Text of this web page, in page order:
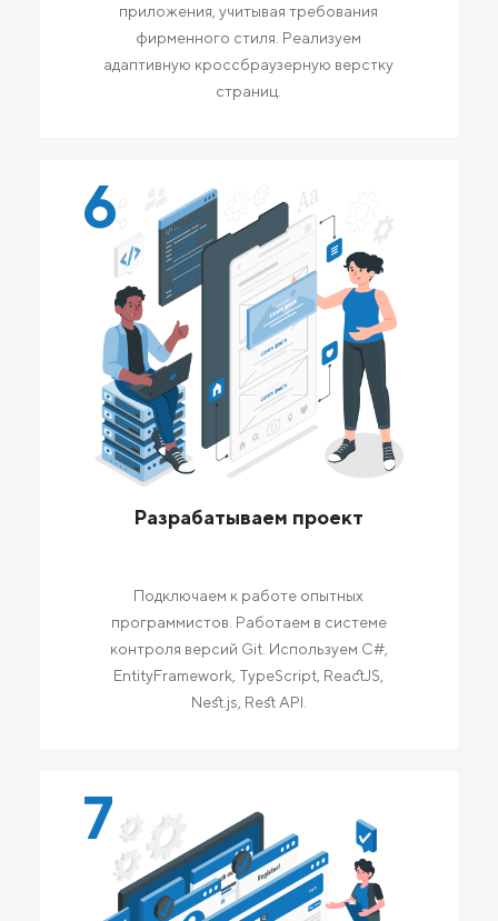
приложения, учитывая требования
фирменного стиля. Реализуем
адаптивную кроссбраузерную верстку
страниц.
6
Разрабатываем проект
Подключаем к работе опытных
программистов. Работаем в системе
контроля версий Git. Используем C#,
EntityFramework, TypeScript, ReactJS,
Nest.js, Rest API.
7